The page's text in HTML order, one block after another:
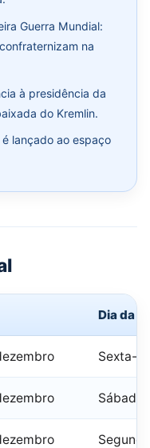
Guerra Mundial:
na
à presidência da
do Kremlin.
lançado ao espaço
Dia da
Sexta-
Sábado